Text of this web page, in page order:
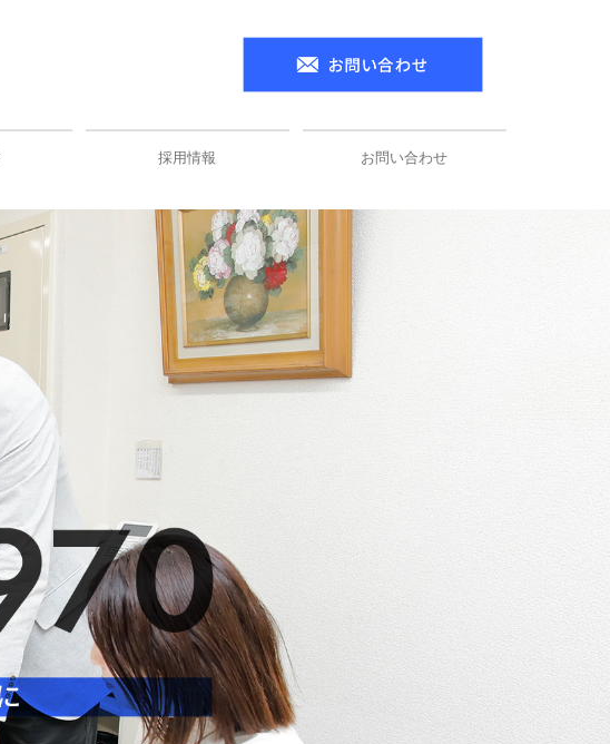
採用情報
スタッフインタビュー
募集要項（電気）
募集要項（機械）
お問い合わせ
プライバシーポリシー